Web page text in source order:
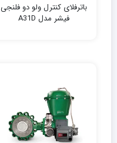
باترفلای کنترل ولو دو فلنجی
فیشر مدل A31D